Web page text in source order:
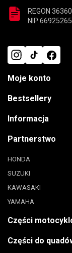
REGON
NIP
Moje konto
Bestsellery
Informacja
Partnerstwo
HONDA
SUZUKI
KAWASAKI
YAMAHA
Części
Części do